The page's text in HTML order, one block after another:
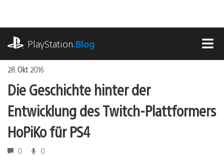
springen
PlayStation.Blog
28. Okt 2016
Die Geschichte hinter der
Entwicklung des Twitch-Plattformers
HoPiKo für PS4
0 0